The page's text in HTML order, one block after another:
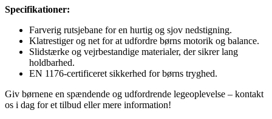
Specifikationer:
Farverig rutsjebane for en hurtig og sjov nedstigning.
Klatrestiger og net for at udfordre børns motorik og balance.
Slidstærke og vejrbestandige materialer, der sikrer lang
holdbarhed.
EN 1176-certificeret sikkerhed for børns tryghed.
Giv børnene en spændende og udfordrende legeoplevelse – kontakt
os i dag for et tilbud eller mere information!